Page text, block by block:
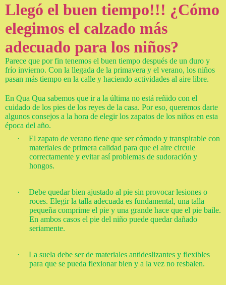
Llegó el buen tiempo!!! ¿Cómo
elegimos el calzado más
adecuado para los niños?
Parece que por fin tenemos el buen tiempo después de un duro y
frío invierno. Con la llegada de la primavera y el verano, los niños
pasan más tiempo en la calle y haciendo actividades al aire libre.
En Qua Qua sabemos que ir a la última no está reñido con el
cuidado de los pies de los reyes de la casa. Por eso, queremos darte
algunos consejos a la hora de elegir los zapatos de los niños en esta
época del año.
·
El zapato de verano tiene que ser cómodo y transpirable con
materiales de primera calidad para que el aire circule
correctamente y evitar así problemas de sudoración y
hongos.
·
Debe quedar bien ajustado al pie sin provocar lesiones o
roces. Elegir la talla adecuada es fundamental, una talla
pequeña comprime el pie y una grande hace que el pie baile.
En ambos casos el pie del niño puede quedar dañado
seriamente.
·
La suela debe ser de materiales antideslizantes y flexibles
para que se pueda flexionar bien y a la vez no resbalen.